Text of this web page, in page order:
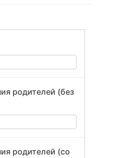
родителей (без
родителей (со